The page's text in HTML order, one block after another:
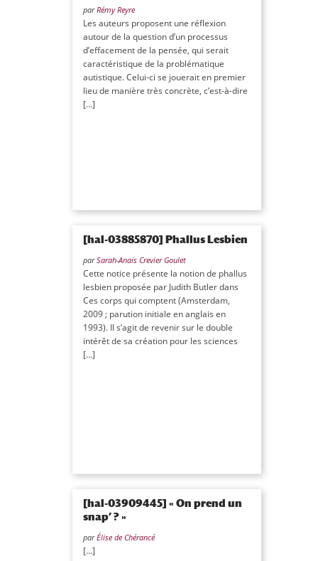
parRémy Reyre
Les auteurs proposent une réflexion
autour de la question d’un processus
d’effacement de la pensée, qui serait
caractéristique de la problématique
autistique. Celui-ci se jouerait en premier
lieu de manière très concrète, c’est-à-dire
[…]
[hal-03885870] Phallus Lesbien
par Sarah-Anais Crevier Goulet
Cette notice présente la notion de phallus
lesbien proposée par Judith Butler dans
Ces corps qui comptent (Amsterdam,
2009 ; parution initiale en anglais en
1993). Il s’agit de revenir sur le double
intérêt de sa création pour les sciences
[…]
[hal-03909445] « On prend un
snap’ ? »
parÉlise de Chérancé
[...]